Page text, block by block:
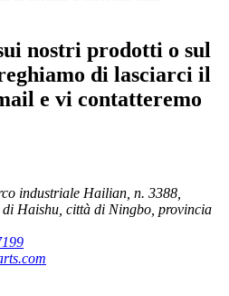
nostri prodotti o sul
di lasciarci il
e vi contatteremo
industriale Hailian, n. 3388,
Haishu, città di Ningbo, provincia